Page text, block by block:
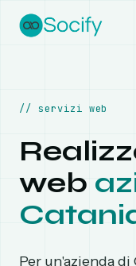
Vai al contenuto
// servizi web
web
Per un'azienda